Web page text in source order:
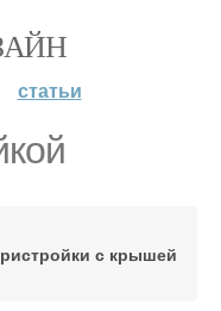
статьи
с крышей